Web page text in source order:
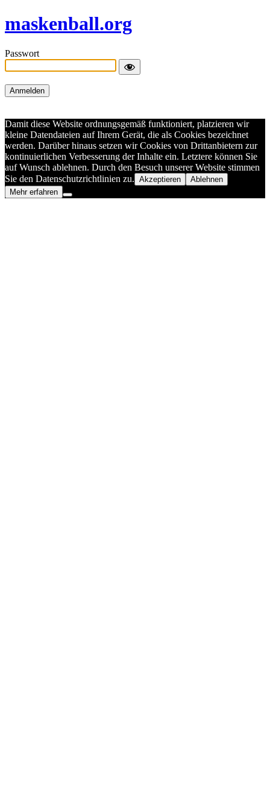
maskenball.org
Passwort
Damit diese Website ordnungsgemäß funktioniert, platzieren wir
kleine Datendateien auf Ihrem Gerät, die als Cookies bezeichnet
werden. Darüber hinaus setzen wir Cookies von Drittanbietern zur
kontinuierlichen Verbesserung der Inhalte ein. Letztere können Sie
auf Wunsch ablehnen. Durch den Besuch unserer Website stimmen
Sie den Datenschutzrichtlinien zu. Akzeptieren
Ablehnen
Mehr erfahren